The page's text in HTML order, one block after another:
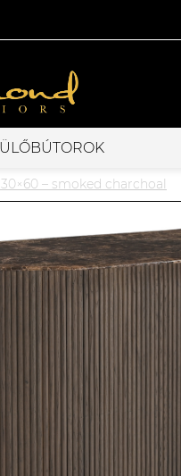
ÜLŐBÚTOROK
– smoked charchoal